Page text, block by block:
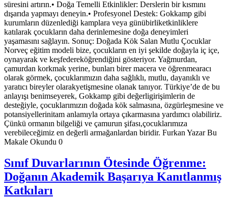
süresini artırın.• Doğa Temelli Etkinlikler: Derslerin bir kısmını
dışarıda yapmayı deneyin.• Profesyonel Destek: Gokkamp gibi
kurumların düzenlediği kamplara veya günübirliketkinliklere
katılarak çocukların daha derinlemesine doğa deneyimleri
yaşamasını sağlayın. Sonuç: Doğada Kök Salan Mutlu Çocuklar
Norveç eğitim modeli bize, çocukların en iyi şekilde doğayla iç içe,
oynayarak ve keşfedereköğrendiğini gösteriyor. Yağmurdan,
çamurdan korkmak yerine, bunları birer macera ve öğrenmearacı
olarak görmek, çocuklarımızın daha sağlıklı, mutlu, dayanıklı ve
yaratıcı bireyler olarakyetişmesine olanak tanıyor. Türkiye’de de bu
anlayışı benimseyerek, Gokkamp gibi değerligirişimlerin de
desteğiyle, çocuklarımızın doğada kök salmasına, özgürleşmesine ve
potansiyellerinitam anlamıyla ortaya çıkarmasına yardımcı olabiliriz.
Çünkü ormanın bilgeliği ve çamurun şifası,çocuklarımıza
verebileceğimiz en değerli armağanlardan biridir. Furkan Yazar Bu
Makale Okundu 0
Sınıf Duvarlarının Ötesinde Öğrenme:
Doğanın Akademik Başarıya Kanıtlanmış
Katkıları